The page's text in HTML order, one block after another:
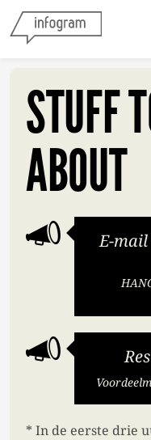
STUFF
ABOUT
E-
* In de eerste drie